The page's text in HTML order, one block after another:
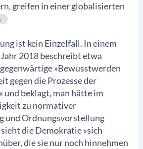
greifen in einer globalisierten
ist kein Einzelfall. In einem
2018 beschreibt etwa
»Bewusstwerden
gegen die Prozesse der
und beklagt, man hätte im
zu normativer
und Ordnungsvorstellung
die Demokratie »sich
die sie nur noch hinnehmen